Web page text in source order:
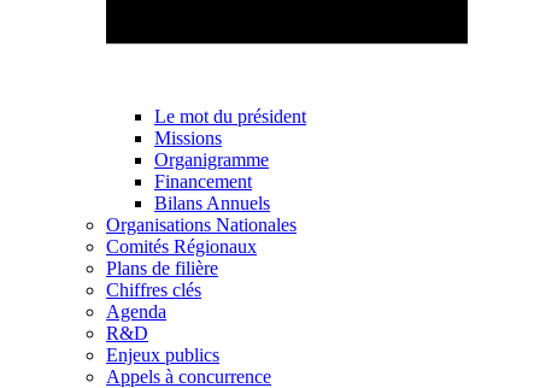
Le mot du président
Missions
Organigramme
Financement
Bilans Annuels
Organisations Nationales
Comités Régionaux
Plans de filière
Chiffres clés
Agenda
R&D
Enjeux publics
Appels à concurrence